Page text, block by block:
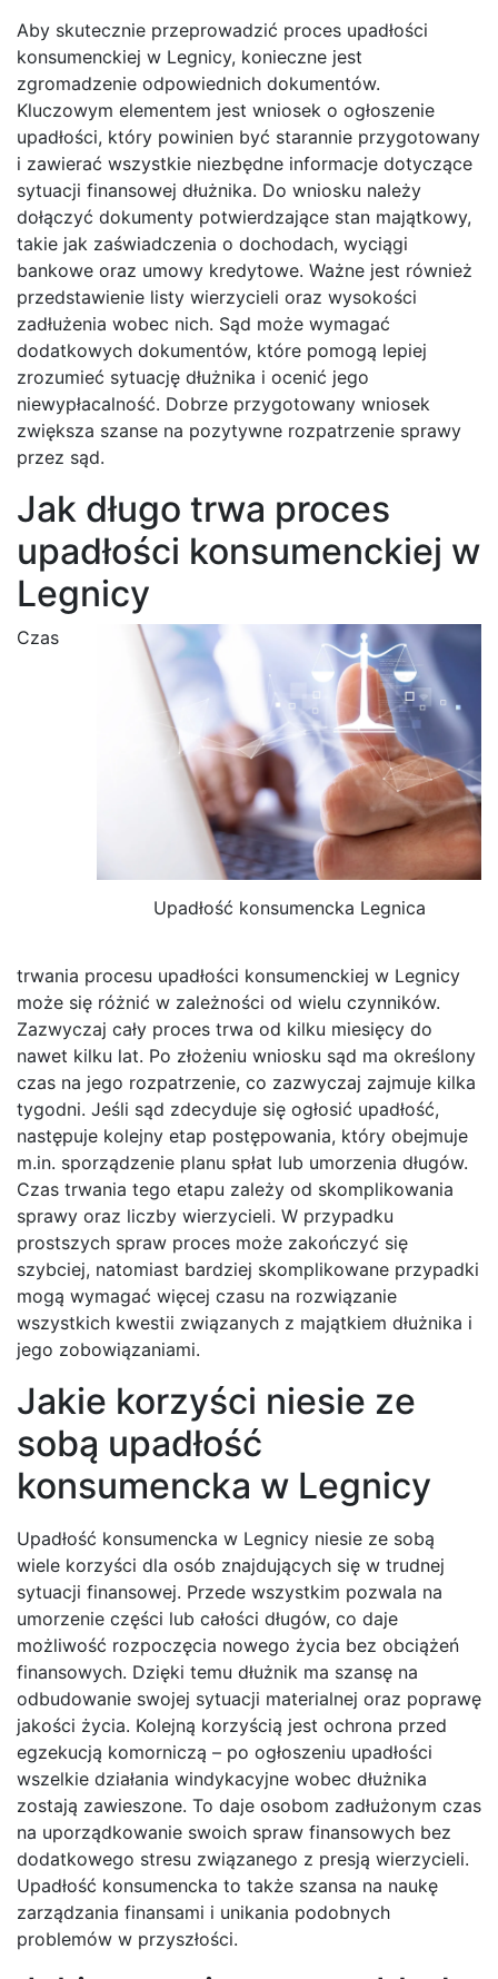
Aby skutecznie przeprowadzić proces upadłości
konsumenckiej w Legnicy, konieczne jest
zgromadzenie odpowiednich dokumentów.
Kluczowym elementem jest wniosek o ogłoszenie
upadłości, który powinien być starannie przygotowany
i zawierać wszystkie niezbędne informacje dotyczące
sytuacji finansowej dłużnika. Do wniosku należy
dołączyć dokumenty potwierdzające stan majątkowy,
takie jak zaświadczenia o dochodach, wyciągi
bankowe oraz umowy kredytowe. Ważne jest również
przedstawienie listy wierzycieli oraz wysokości
zadłużenia wobec nich. Sąd może wymagać
dodatkowych dokumentów, które pomogą lepiej
zrozumieć sytuację dłużnika i ocenić jego
niewypłacalność. Dobrze przygotowany wniosek
zwiększa szanse na pozytywne rozpatrzenie sprawy
przez sąd.
Jak długo trwa proces
upadłości konsumenckiej w
Legnicy
Upadłość konsumencka Legnica
Czas
trwania procesu upadłości konsumenckiej w Legnicy
może się różnić w zależności od wielu czynników.
Zazwyczaj cały proces trwa od kilku miesięcy do
nawet kilku lat. Po złożeniu wniosku sąd ma określony
czas na jego rozpatrzenie, co zazwyczaj zajmuje kilka
tygodni. Jeśli sąd zdecyduje się ogłosić upadłość,
następuje kolejny etap postępowania, który obejmuje
m.in. sporządzenie planu spłat lub umorzenia długów.
Czas trwania tego etapu zależy od skomplikowania
sprawy oraz liczby wierzycieli. W przypadku
prostszych spraw proces może zakończyć się
szybciej, natomiast bardziej skomplikowane przypadki
mogą wymagać więcej czasu na rozwiązanie
wszystkich kwestii związanych z majątkiem dłużnika i
jego zobowiązaniami.
Jakie korzyści niesie ze
sobą upadłość
konsumencka w Legnicy
Upadłość konsumencka w Legnicy niesie ze sobą
wiele korzyści dla osób znajdujących się w trudnej
sytuacji finansowej. Przede wszystkim pozwala na
umorzenie części lub całości długów, co daje
możliwość rozpoczęcia nowego życia bez obciążeń
finansowych. Dzięki temu dłużnik ma szansę na
odbudowanie swojej sytuacji materialnej oraz poprawę
jakości życia. Kolejną korzyścią jest ochrona przed
egzekucją komorniczą – po ogłoszeniu upadłości
wszelkie działania windykacyjne wobec dłużnika
zostają zawieszone. To daje osobom zadłużonym czas
na uporządkowanie swoich spraw finansowych bez
dodatkowego stresu związanego z presją wierzycieli.
Upadłość konsumencka to także szansa na naukę
zarządzania finansami i unikania podobnych
problemów w przyszłości.